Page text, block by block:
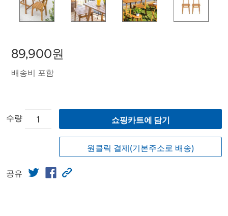
89,900원
배송비 포함
수량 쇼핑카트에 담기
원클릭 결제(기본주소로 배송)
공유